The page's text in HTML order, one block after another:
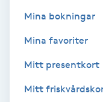
Fransförlängning
Fransrengöring
Mina bokningar
Mina favoriter
Mitt presentkort
Mitt